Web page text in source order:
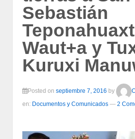
Sebastián
Waut+a y
Kuruxi
Posted on septiembre 7, 2016 by
en: Documentos y Comunicados — 2